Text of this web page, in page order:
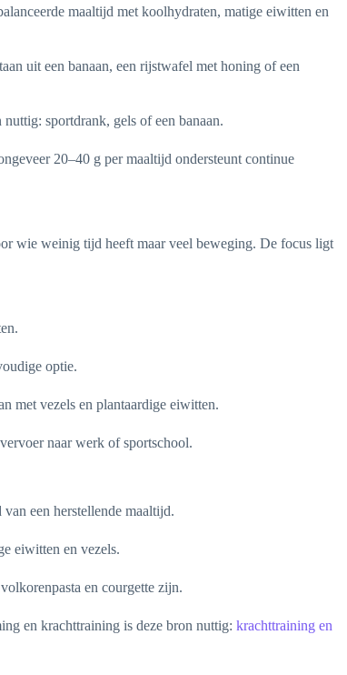
maaltijd met koolhydraten, matige eiwitten en
uit een banaan, een rijstwafel met honing of een
sportdrank, gels of een banaan.
20–40 g per maaltijd ondersteunt continue
wie weinig tijd heeft maar veel beweging. De focus ligt
optie.
met vezels en plantaardige eiwitten.
naar werk of sportschool.
een herstellende maaltijd.
eiwitten en vezels.
en courgette zijn.
en krachttraining is deze bron nuttig: krachttraining en